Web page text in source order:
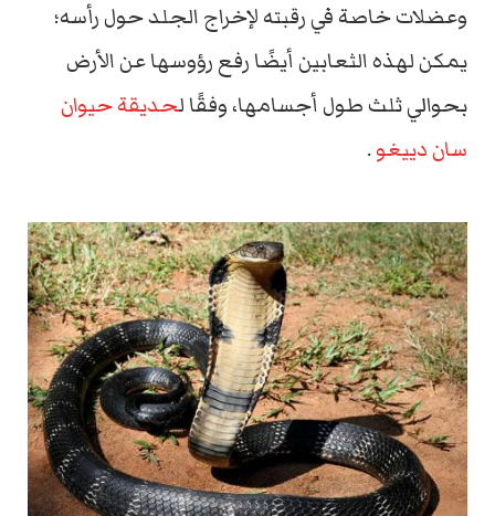
وعضلات خاصة في رقبته لإخراج الجلد حول رأسه؛
يمكن لهذه الثعابين أيضًا رفع رؤوسها عن الأرض
بحوالي ثلث طول أجسامها، وفقًا لحديقة حيوان
سان دييغو.